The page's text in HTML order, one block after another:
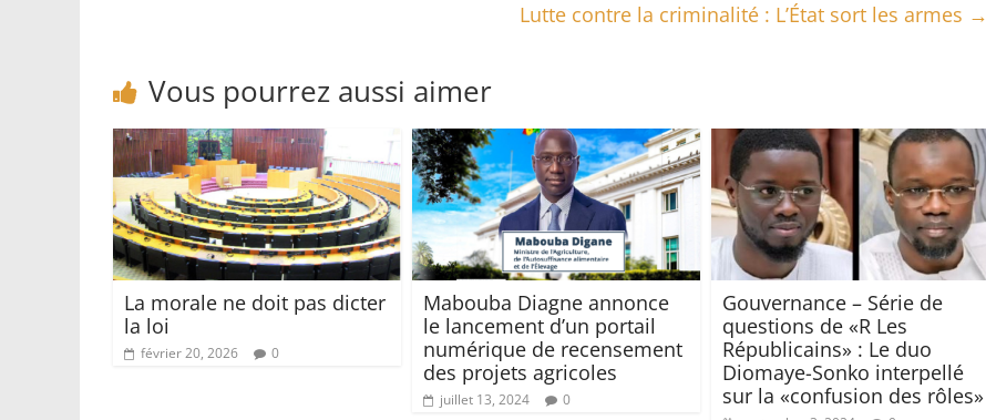
Lutte contre la criminalité : L’État sort les armes →
Vous pourrez aussi aimer
La morale ne doit pas dicter
la loi
février 20, 2026 0
Mabouba Diagne annonce
le lancement d’un portail
numérique de recensement
des projets agricoles
juillet 13, 2024 0
Gouvernance – Série de
questions de «R Les
Républicains» : Le duo
Diomaye-Sonko interpellé
sur la «confusion des rôles»